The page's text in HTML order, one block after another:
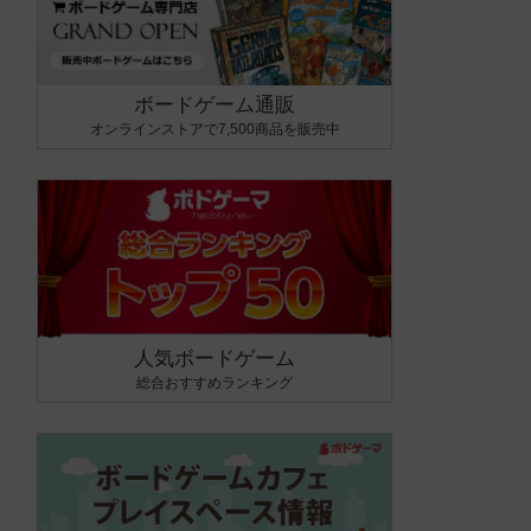
ボードゲーム通販
オンラインストアで7,500商品を販売中
人気ボードゲーム
総合おすすめランキング